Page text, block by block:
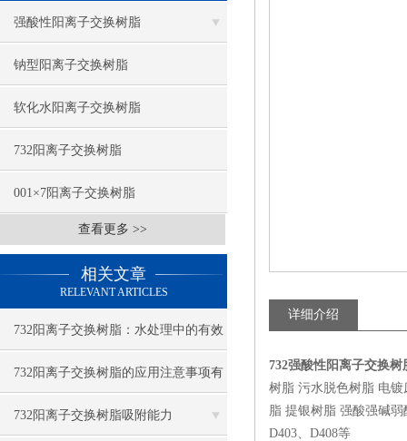
强酸性阳离子交换树脂
钠型阳离子交换树脂
软化水阳离子交换树脂
732阳离子交换树脂
001×7阳离子交换树脂
查看更多 >>
相关文章
RELEVANT ARTICLES
732阳离子交换树脂：水处理中的有效
去离子工具
732阳离子交换树脂的应用注意事项有
哪些？
732阳离子交换树脂吸附能力
详细介绍
732强酸性阳离子交换树
树脂 污水脱色树脂 电
脂 提银树脂 强酸强碱弱
D403、D408等